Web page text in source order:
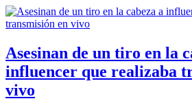
Asesinan de un tiro en la
influencer que realizaba
vivo